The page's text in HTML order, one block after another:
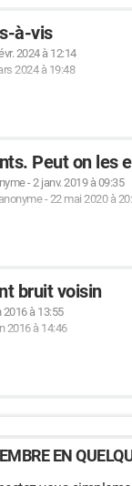
à-vis
2024 à 12:14
2024 à 19:48
Peut on les
-2 janv. 2019 à 09:35
-22 mai 2020 à
bruit voisin
2016 à 13:55
2016 à 14:46
EN